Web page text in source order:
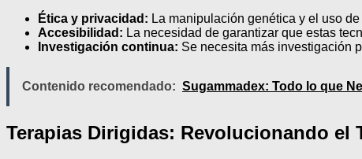
Ética y privacidad: La manipulación genética y el uso
Accesibilidad: La necesidad de garantizar que estas
Investigación continua: Se necesita más investigación
Contenido recomendado: Sugammadex: Todo lo que
Terapias Dirigidas: Revolucionando el